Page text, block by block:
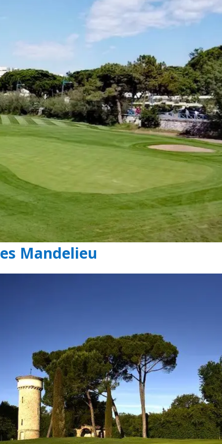
Mandelieu